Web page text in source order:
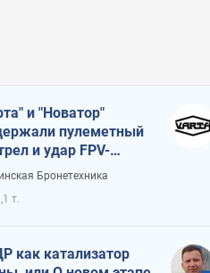
и "Новатор"
пулеметный
и удар FPV-
сохранив жизнь
Бронетехника
т.
как катализатор